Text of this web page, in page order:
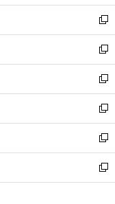
開
く
ウ
で
開
く
ン
ド
ウ
で
開
く
ウ
ィ
ン
ド
ウ
で
開
く
し
い
ウ
ィ
ン
ド
ウ
で
開
く
新
し
い
ウ
ィ
ン
ド
ウ
で
開
く
新
し
い
ウ
ィ
ン
ド
ウ
で
開
新
し
い
ウ
ィ
ン
ド
ウ
新
し
い
ウ
ィ
ン
新
し
い
ウ
新
し